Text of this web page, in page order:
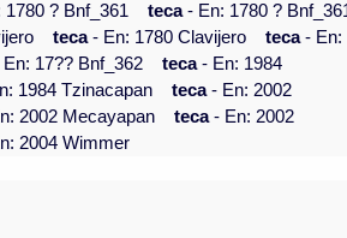
1780 ? Bnf_361 teca- En: 1780 ?
teca- En: 1780 Clavijero teca- En:
En: 17?? Bnf_362 teca- En: 1984
1984 Tzinacapan teca- En: 2002
2002 Mecayapan teca- En: 2002
2004 Wimmer